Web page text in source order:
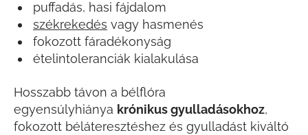
puffadás, hasi fájdalom
székrekedés vagy hasmenés
fokozott fáradékonyság
ételintoleranciák kialakulása
Hosszabb távon a bélflóra
egyensúlyhiánya krónikus gyulladásokhoz,
fokozott béláteresztéshez és gyulladást kiváltó